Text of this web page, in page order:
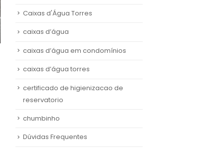
Caixas d'Água Torres
caixas d’água
caixas d’água em condomínios
caixas d’água torres
certificado de higienizacao de
reservatorio
chumbinho
Dúvidas Frequentes